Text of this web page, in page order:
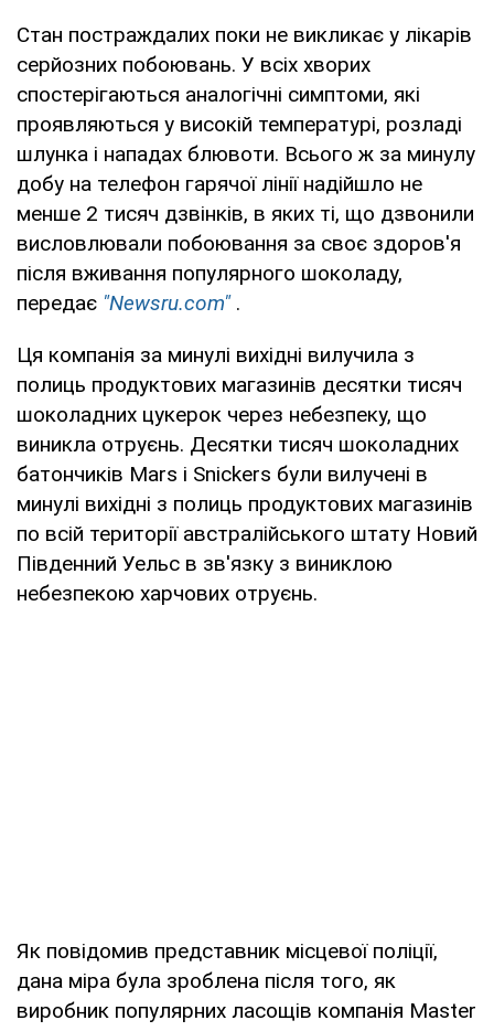
Стан постраждалих поки не викликає у лікарів
серйозних побоювань. У всіх хворих
спостерігаються аналогічні симптоми, які
проявляються у високій температурі, розладі
шлунка і нападах блювоти. Всього ж за минулу
добу на телефон гарячої лінії надійшло не
менше 2 тисяч дзвінків, в яких ті, що дзвонили
висловлювали побоювання за своє здоров'я
після вживання популярного шоколаду,
передає "Newsru.com".
Ця компанія за минулі вихідні вилучила з
полиць продуктових магазинів десятки тисяч
шоколадних цукерок через небезпеку, що
виникла отруєнь. Десятки тисяч шоколадних
батончиків Mars і Snickers були вилучені в
минулі вихідні з полиць продуктових магазинів
по всій території австралійського штату Новий
Південний Уельс в зв'язку з виниклою
небезпекою харчових отруєнь.
Як повідомив представник місцевої поліції,
дана міра була зроблена після того, як
виробник популярних ласощів компанія Master